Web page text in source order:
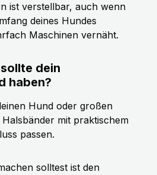
ist verstellbar, auch wenn
deines Hundes
Maschinen vernäht.
dein
haben?
Hund oder großen
mit praktischem
passen.
solltest ist den